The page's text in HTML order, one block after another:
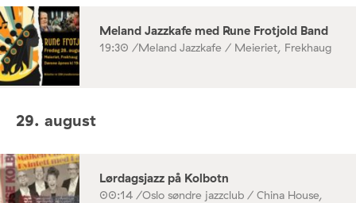
Meland Jazzkafe med Rune Frotjold Band
19:30 /Meland Jazzkafe / Meieriet, Frekhaug
29. august
Lørdagsjazz på Kolbotn
00:14 /Oslo søndre jazzclub / China House,